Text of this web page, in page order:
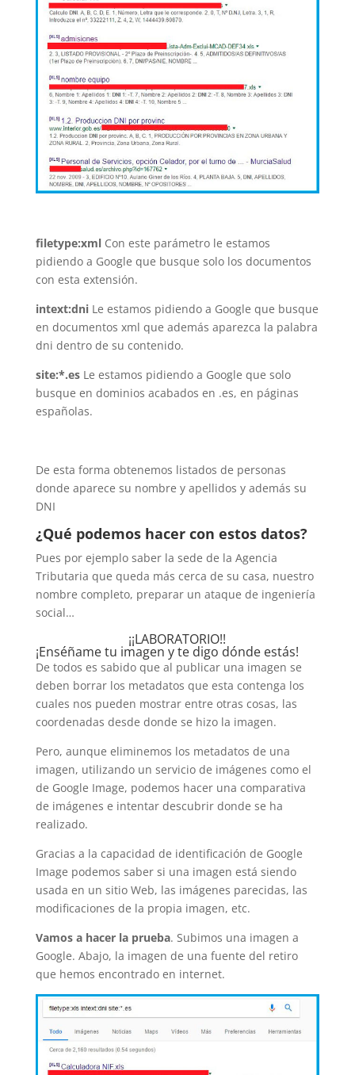
filetype:xml Con este parámetro le estamos
pidiendo a Google que busque solo los documentos
con esta extensión.
intext:dni Le estamos pidiendo a Google que busque
en documentos xml que además aparezca la palabra
dni dentro de su contenido.
site:*.es Le estamos pidiendo a Google que solo
busque en dominios acabados en .es, en páginas
españolas.
De esta forma obtenemos listados de personas
donde aparece su nombre y apellidos y además su
DNI
¿Qué podemos hacer con estos datos?
Pues por ejemplo saber la sede de la Agencia
Tributaria que queda más cerca de su casa, nuestro
nombre completo, preparar un ataque de ingeniería
social…
¡¡LABORATORIO!!
¡Enséñame tu imagen y te digo dónde estás!
De todos es sabido que al publicar una imagen se
deben borrar los metadatos que esta contenga los
cuales nos pueden mostrar entre otras cosas, las
coordenadas desde donde se hizo la imagen.
Pero, aunque eliminemos los metadatos de una
imagen, utilizando un servicio de imágenes como el
de Google Image, podemos hacer una comparativa
de imágenes e intentar descubrir donde se ha
realizado.
Gracias a la capacidad de identificación de Google
Image podemos saber si una imagen está siendo
usada en un sitio Web, las imágenes parecidas, las
modificaciones de la propia imagen, etc.
Vamos a hacer la prueba. Subimos una imagen a
Google. Abajo, la imagen de una fuente del retiro
que hemos encontrado en internet.